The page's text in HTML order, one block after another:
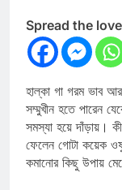
Spread the love
হাল্কা গা গরম ভাব
সম্মুখীন হতে পারেন
সমস্যা হয়ে দাঁড়ায়।
ফেলেন গোটা কয়েক
কমানোর কিছু উপায়